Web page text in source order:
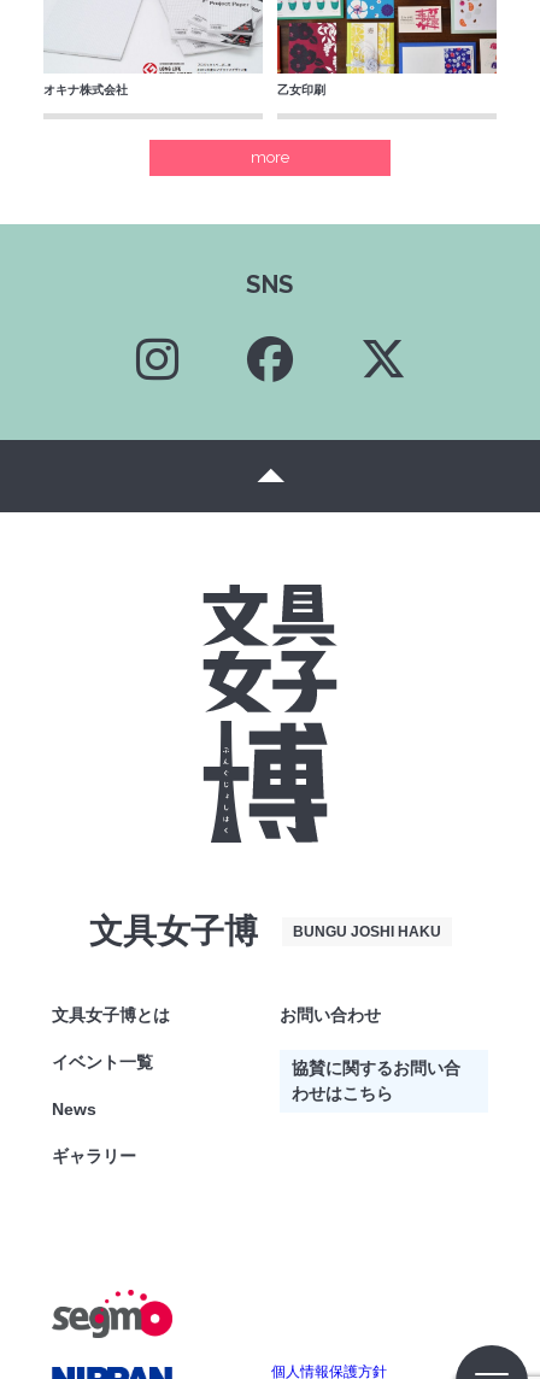
オキナ株式会社 乙女印刷
more
SNS
文具女子博 BUNGU JOSHI HAKU
文具女子博とは
イベント一覧
News
ギャラリー
お問い合わせ
協賛に関するお問い合
わせはこちら
個人情報保護方針